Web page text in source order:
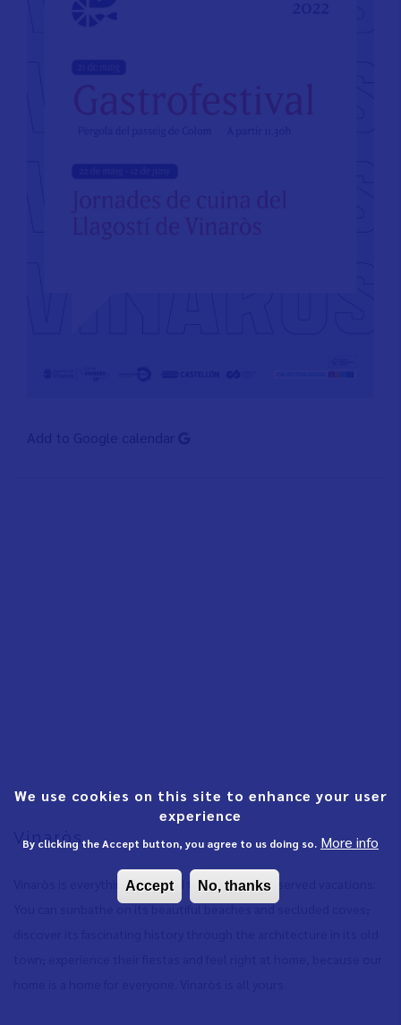
Vinaròs
Vinaròs is everything you need to enjoy well-deserved vacations:
You can sunbathe on its beautiful beaches and secluded coves
We use cookies on this site to enhance your user
experience
By clicking the Accept button, you agree to us doing so. More info
Accept No, thanks